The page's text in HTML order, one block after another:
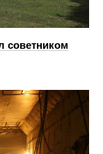
советником